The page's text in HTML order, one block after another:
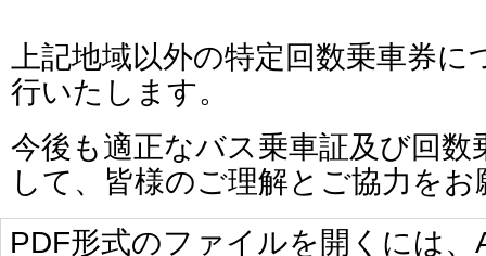
上記地域以外の特定回数乗車券
行いたします。
今後も適正なバス乗車証及び回
して、皆様のご理解とご協力を
PDF形式のファイルを開くには